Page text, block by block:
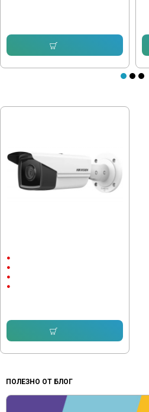
ПОЛЕЗНО ОТ БЛОГ